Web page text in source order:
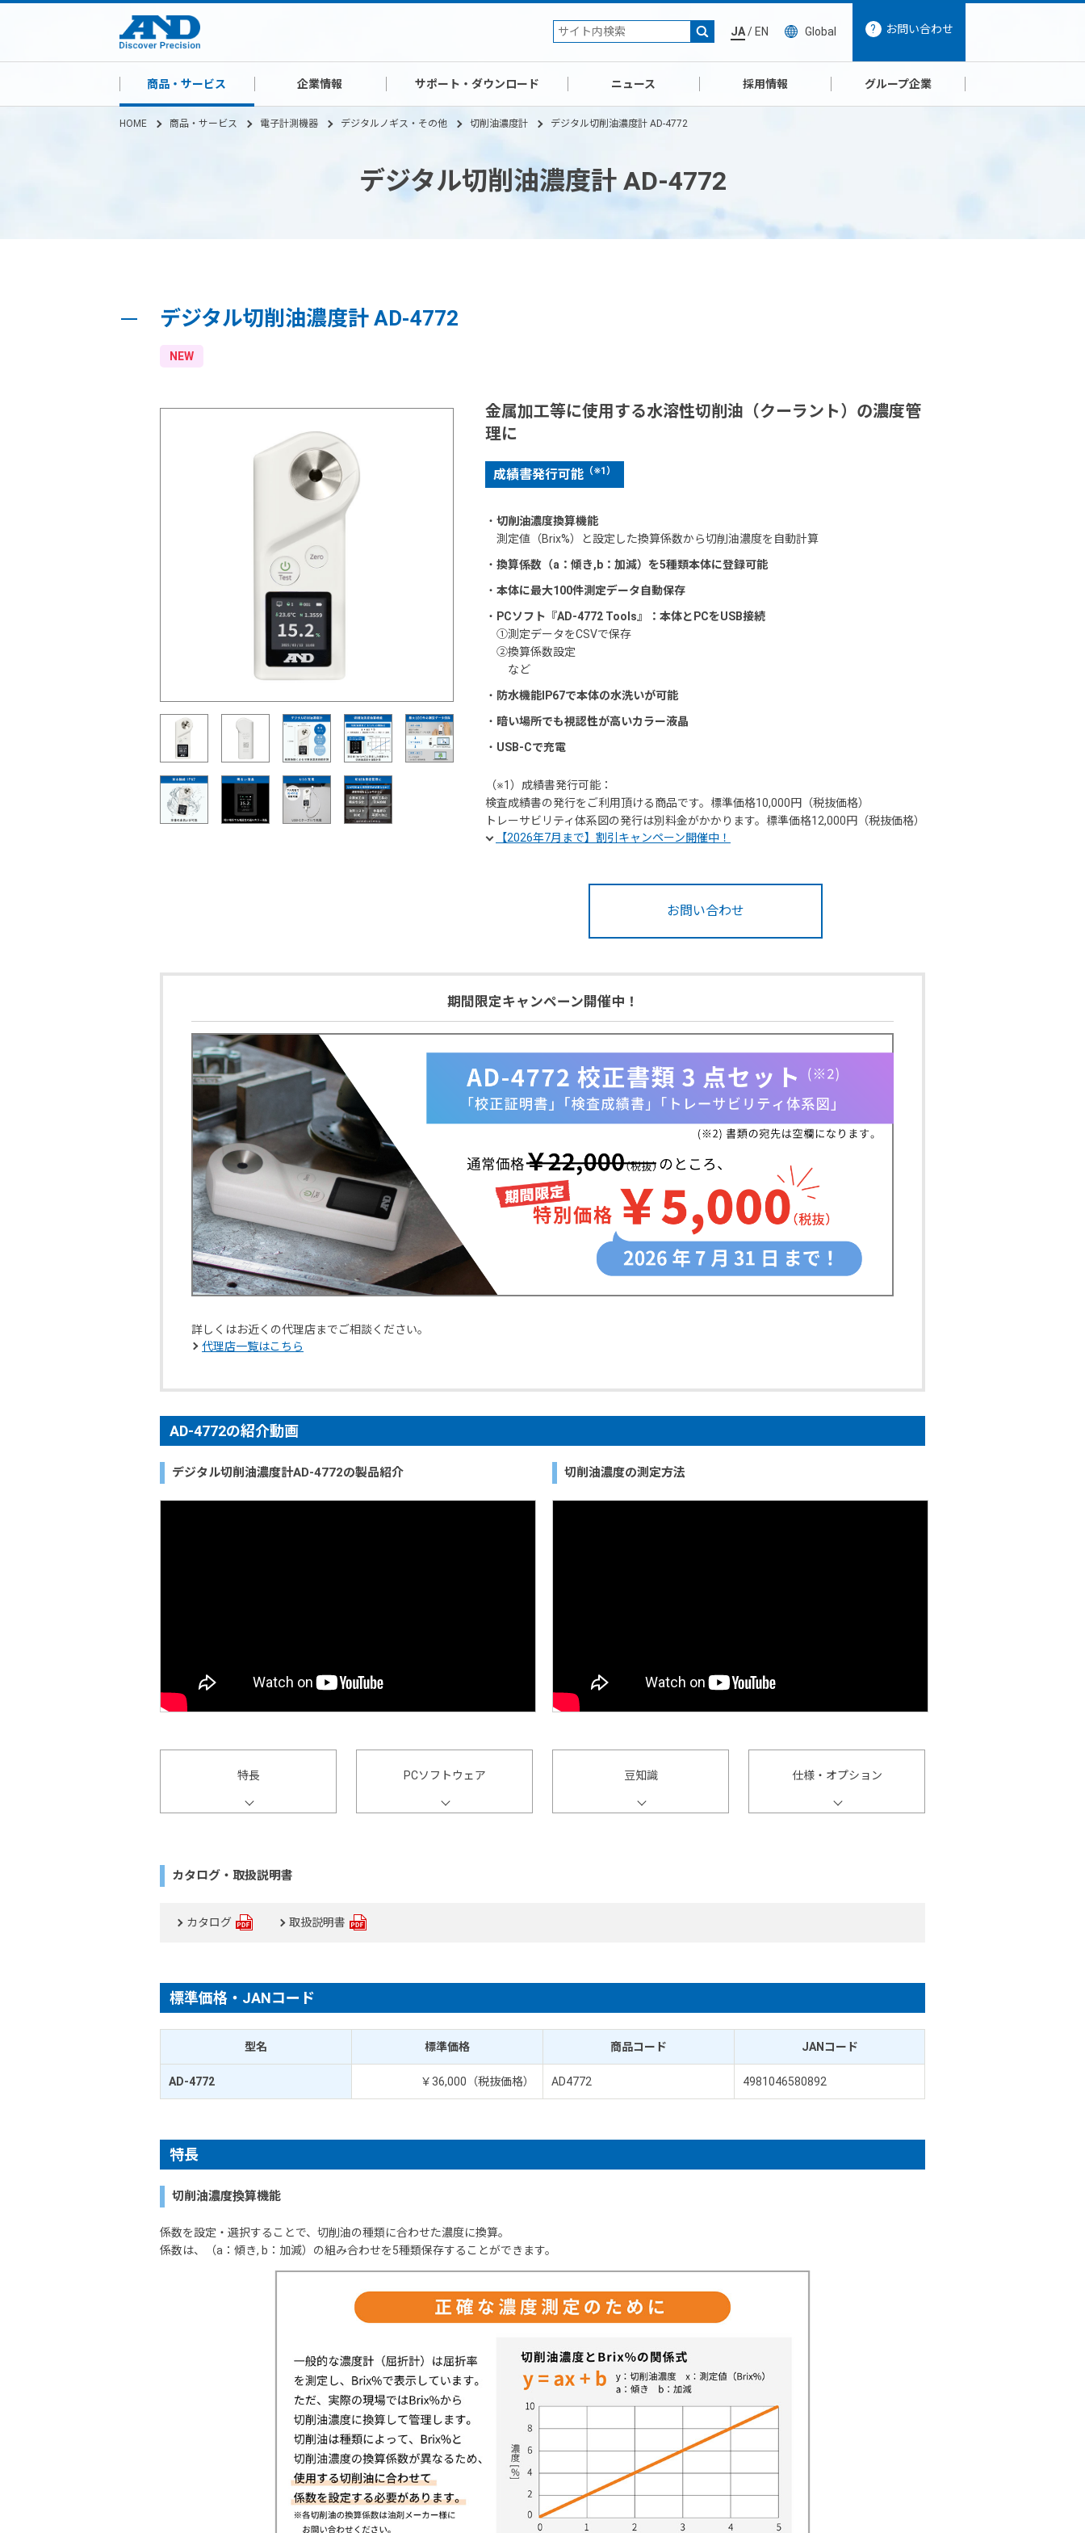
JA/ EN Global お問い合わせ
商品・サービス 企業情報 サポート・ダウンロード ニュース 採用情報 グループ企業
HOME 商品・サービス 電子計測機器 デジタルノギス・その他 切削油濃度計 デジタル切削油濃度計 AD-4772
デジタル切削油濃度計 AD-4772
デジタル切削油濃度計 AD-4772
NEW
金属加工等に使用する水溶性切削油（クーラント）の濃度管
理に
成績書発行可能 （※1）
・ 切削油濃度換算機能
測定値（Brix%）と設定した換算係数から切削油濃度を自動計算
・ 換算係数（a：傾き,b：加減）を5種類本体に登録可能
・ 本体に最大100件測定データ自動保存
・ PCソフト『AD-4772 Tools』：本体とPCをUSB接続
①測定データをCSVで保存
②換算係数設定
など
・ 防水機能IP67で本体の水洗いが可能
・ 暗い場所でも視認性が高いカラー液晶
・ USB-Cで充電
（※1）成績書発行可能：
検査成績書の発行をご利用頂ける商品です。標準価格10,000円（税抜価格）
トレーサビリティ体系図の発行は別料金がかかります。標準価格12,000円（税抜価格）
【2026年7月まで】割引キャンペーン開催中！
お問い合わせ
期間限定キャンペーン開催中！
詳しくはお近くの代理店までご相談ください。
代理店一覧はこちら
AD-4772の紹介動画
デジタル切削油濃度計AD-4772の製品紹介 切削油濃度の測定方法
特長 PCソフトウェア 豆知識 仕様・オプション
カタログ・取扱説明書
カタログ 取扱説明書
標準価格・JANコード
型名 標準価格 商品コード JANコード
AD-4772 ￥36,000（税抜価格） AD4772 4981046580892
特長
切削油濃度換算機能
係数を設定・選択することで、切削油の種類に合わせた濃度に換算。
係数は、（a：傾き, b：加減）の組み合わせを5種類保存することができます。